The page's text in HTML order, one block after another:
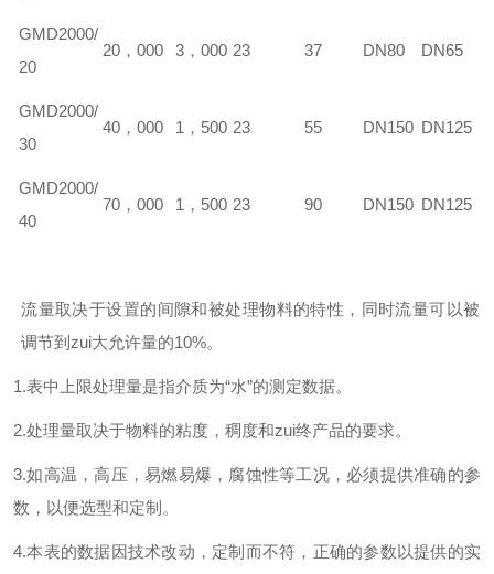
GMD2000/
20
20，000 3，000 23 37 DN80 DN65
GMD2000/
30
40，000 1，500 23 55 DN150 DN125
GMD2000/
40
70，000 1，500 23 90 DN150 DN125
流量取决于设置的间隙和被处理物料的特性，同时流量可以被
调节到zui大允许量的10%。
1.表中上限处理量是指介质为“水”的测定数据。
2.处理量取决于物料的粘度，稠度和zui终产品的要求。
3.如高温，高压，易燃易爆，腐蚀性等工况，必须提供准确的参
数，以便选型和定制。
4.本表的数据因技术改动，定制而不符，正确的参数以提供的实